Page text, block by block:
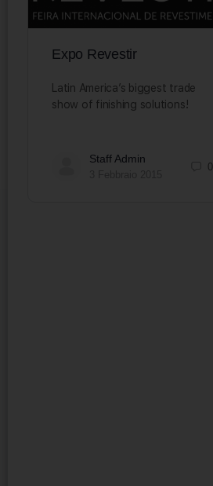
Expo Revestir
Latin America’s biggest trade
show of finishing solutions!
Staff Admin
0